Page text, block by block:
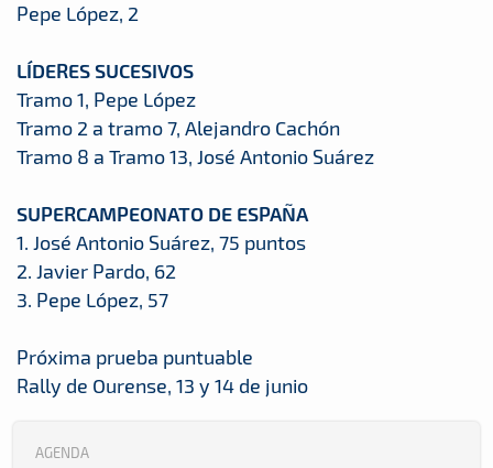
Pepe López, 2
LÍDERES SUCESIVOS
Tramo 1, Pepe López
Tramo 2 a tramo 7, Alejandro Cachón
Tramo 8 a Tramo 13, José Antonio Suárez
SUPERCAMPEONATO DE ESPAÑA
1. José Antonio Suárez, 75 puntos
2. Javier Pardo, 62
3. Pepe López, 57
Próxima prueba puntuable
Rally de Ourense, 13 y 14 de junio
AGENDA